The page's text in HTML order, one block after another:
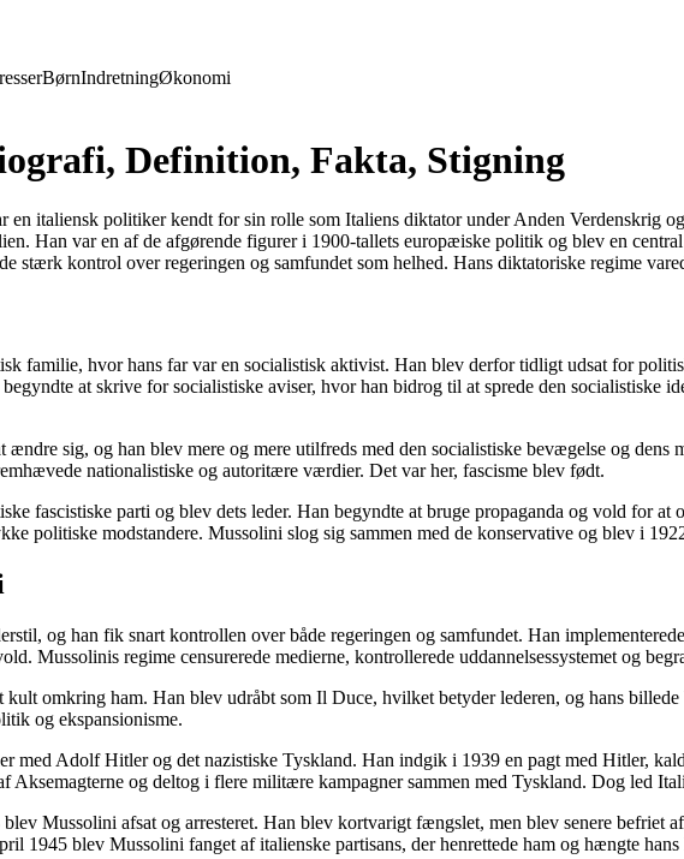
BørnIndretningØkonomi
Definition, Fakta, Stigning
italiensk politiker kendt for sin rolle som Italiens diktator under Anden Verdenskrig
Han var en af ​​de afgørende figurer i 1900-tallets europæiske politik og blev en
stærk kontrol over regeringen og samfundet som helhed. Hans diktatoriske regime
familie, hvor hans far var en socialistisk aktivist. Han blev derfor tidligt udsat for
at skrive for socialistiske aviser, hvor han bidrog til at sprede den socialistiske
sig, og han blev mere og mere utilfreds med den socialistiske bevægelse og
nationalistiske og autoritære værdier. Det var her, fascisme blev født.
fascistiske parti og blev dets leder. Han begyndte at bruge propaganda og vold for
politiske modstandere. Mussolini slog sig sammen med de konservative og blev i
og han fik snart kontrollen over både regeringen og samfundet. Han
Mussolinis regime censurerede medierne, kontrollerede uddannelsessystemet og
omkring ham. Han blev udråbt som Il Duce, hvilket betyder lederen, og hans
og ekspansionisme.
med Adolf Hitler og det nazistiske Tyskland. Han indgik i 1939 en pagt med Hitler,
Aksemagterne og deltog i flere militære kampagner sammen med Tyskland. Dog led
Mussolini afsat og arresteret. Han blev kortvarigt fængslet, men blev senere befriet
1945 blev Mussolini fanget af italienske partisans, der henrettede ham og hængte